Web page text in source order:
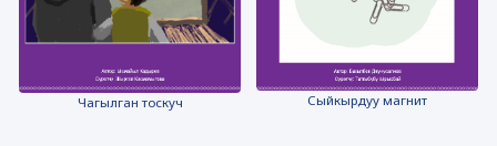
Чагылган тоскуч Сыйкырдуу магнит